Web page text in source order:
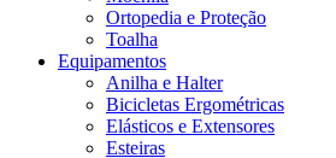
Ortopedia e Proteção
Toalha
Equipamentos
Anilha e Halter
Bicicletas Ergométricas
Elásticos e Extensores
Esteiras